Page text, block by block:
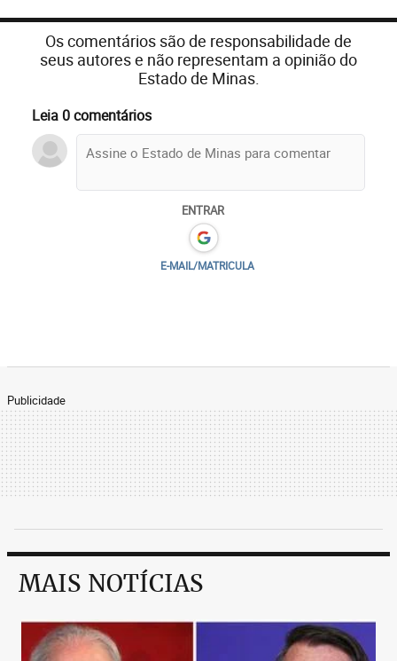
Os comentários são de responsabilidade de
seus autores e não representam a opinião do
Estado de Minas.
Leia 0 comentários
ENTRAR
E-MAIL/MATRICULA
Publicidade
MAIS NOTÍCIAS